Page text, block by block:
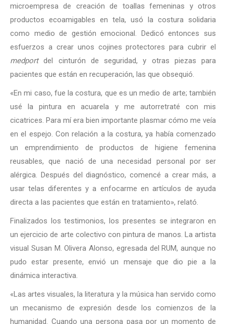
microempresa de creación de toallas femeninas y otros
productos ecoamigables en tela, usó la costura solidaria
como medio de gestión emocional. Dedicó entonces sus
esfuerzos a crear unos cojines protectores para cubrir el
medportdel cinturón de seguridad, y otras piezas para
pacientes que están en recuperación, las que obsequió.
«En mi caso, fue la costura, que es un medio de arte; también
usé la pintura en acuarela y me autorretraté con mis
cicatrices. Para mí era bien importante plasmar cómo me veía
en el espejo. Con relación a la costura, ya había comenzado
un emprendimiento de productos de higiene femenina
reusables, que nació de una necesidad personal por ser
alérgica. Después del diagnóstico, comencé a crear más, a
usar telas diferentes y a enfocarme en artículos de ayuda
directa a las pacientes que están en tratamiento», relató.
Finalizados los testimonios, los presentes se integraron en
un ejercicio de arte colectivo con pintura de manos. La artista
visual Susan M. Olivera Alonso, egresada del RUM, aunque no
pudo estar presente, envió un mensaje que dio pie a la
dinámica interactiva.
«Las artes visuales, la literatura y la música han servido como
un mecanismo de expresión desde los comienzos de la
humanidad. Cuando una persona pasa por un momento de